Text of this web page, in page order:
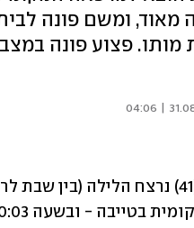
מאוד, ומשם פונה
פצוע פונה במצב לא
31.08.25